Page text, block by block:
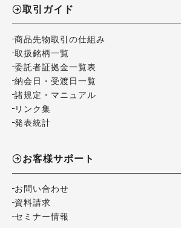
取引ガイド
商品先物取引の仕組み
取扱銘柄一覧
委託者証拠金一覧表
納会日・受渡日一覧
諸規定・マニュアル
リンク集
発表統計
お客様サポート
お問い合わせ
資料請求
セミナー情報